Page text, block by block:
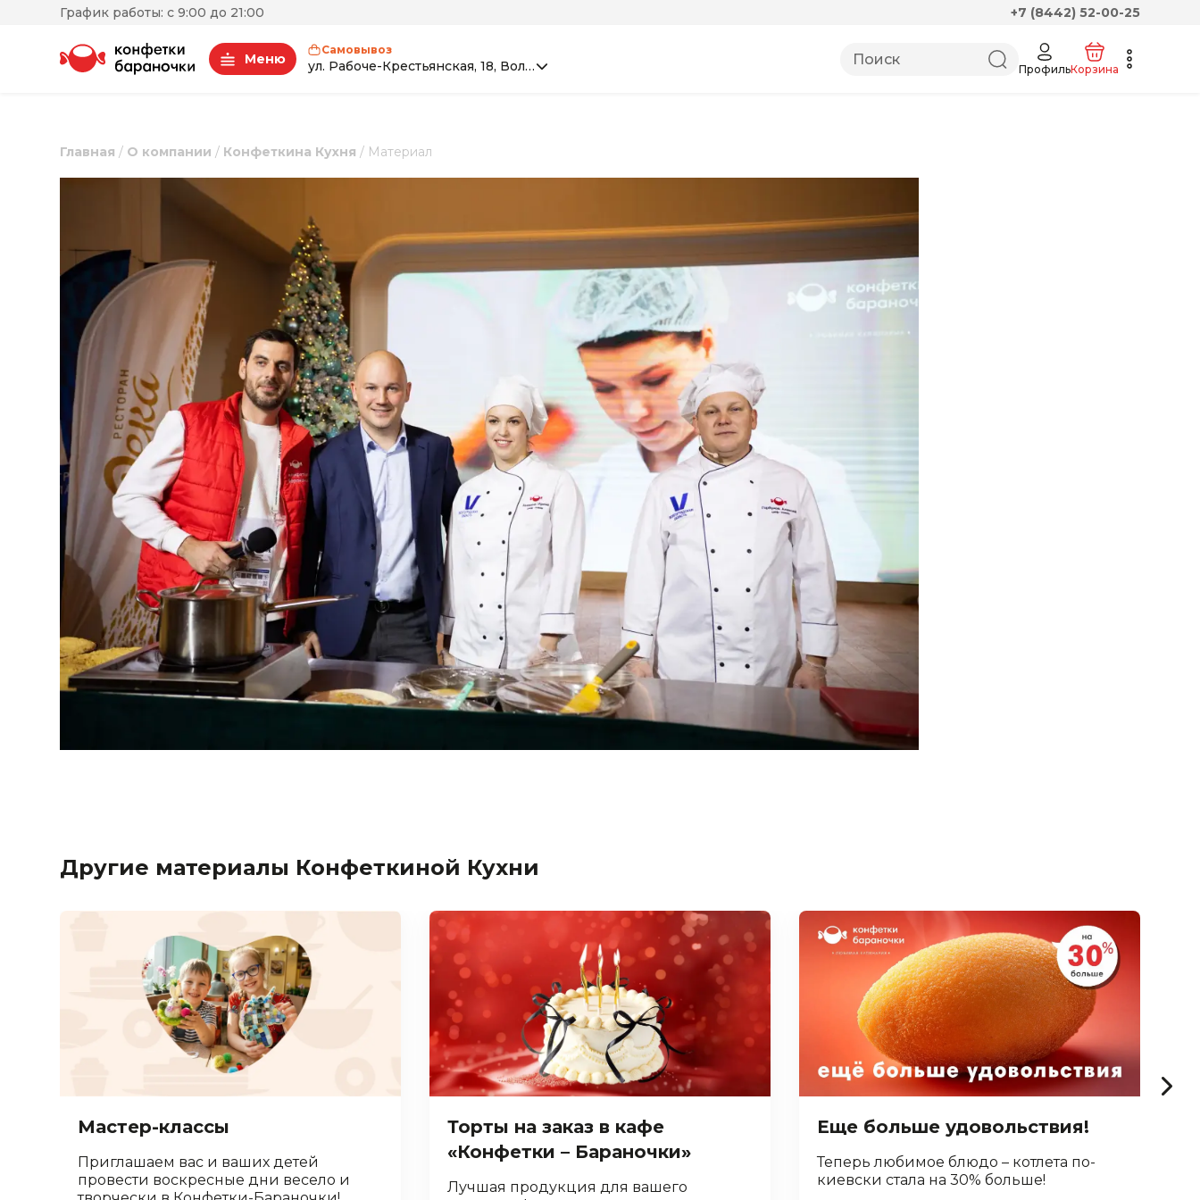
График работы: с 9:00 до 21:00 +7 (8442) 52-00-25
Меню
Самовывоз
ул. Рабоче-Крестьянская, 18, Волгоград ПрофильКорзина
Главная / О компании / Конфеткина Кухня / Материал
Другие материалы Конфеткиной Кухни
Мастер-классы
Приглашаем вас и ваших детей
провести воскресные дни весело и
Торты на заказ в кафе
«Конфетки – Бараночки»
Лучшая продукция для вашего
Еще больше удовольствия!
Теперь любимое блюдо – котлета по-
киевски стала на 30% больше!